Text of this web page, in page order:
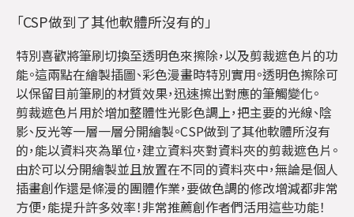
「CSP做到了其他軟體所沒有的」
特別喜歡將筆刷切換至透明色來擦除，以及剪裁遮色片的功
能。這兩點在繪製插圖、彩色漫畫時特別實用。透明色擦除可
以保留目前筆刷的材質效果，迅速擦出對應的筆觸變化。
剪裁遮色片用於增加整體性光影色調上，把主要的光線、陰
影、反光等一層一層分開繪製。CSP做到了其他軟體所沒有
的，能以資料夾為單位，建立資料夾對資料夾的剪裁遮色片。
由於可以分開繪製並且放置在不同的資料夾中，無論是個人
插畫創作還是條漫的團體作業，要做色調的修改增減都非常
方便，能提升許多效率！非常推薦創作者們活用這些功能！